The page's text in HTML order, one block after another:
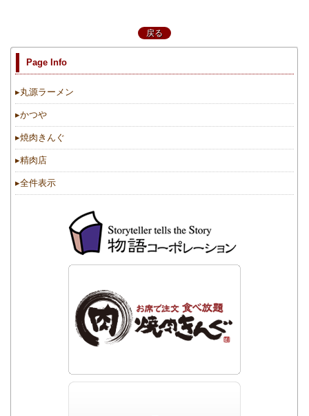
戻る
Page Info
▸丸源ラーメン
▸かつや
▸焼肉きんぐ
▸精肉店
▸全件表示